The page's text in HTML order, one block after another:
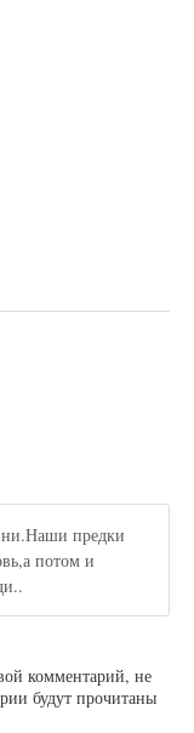
предки
потом и
комментарий, не
будут прочитаны